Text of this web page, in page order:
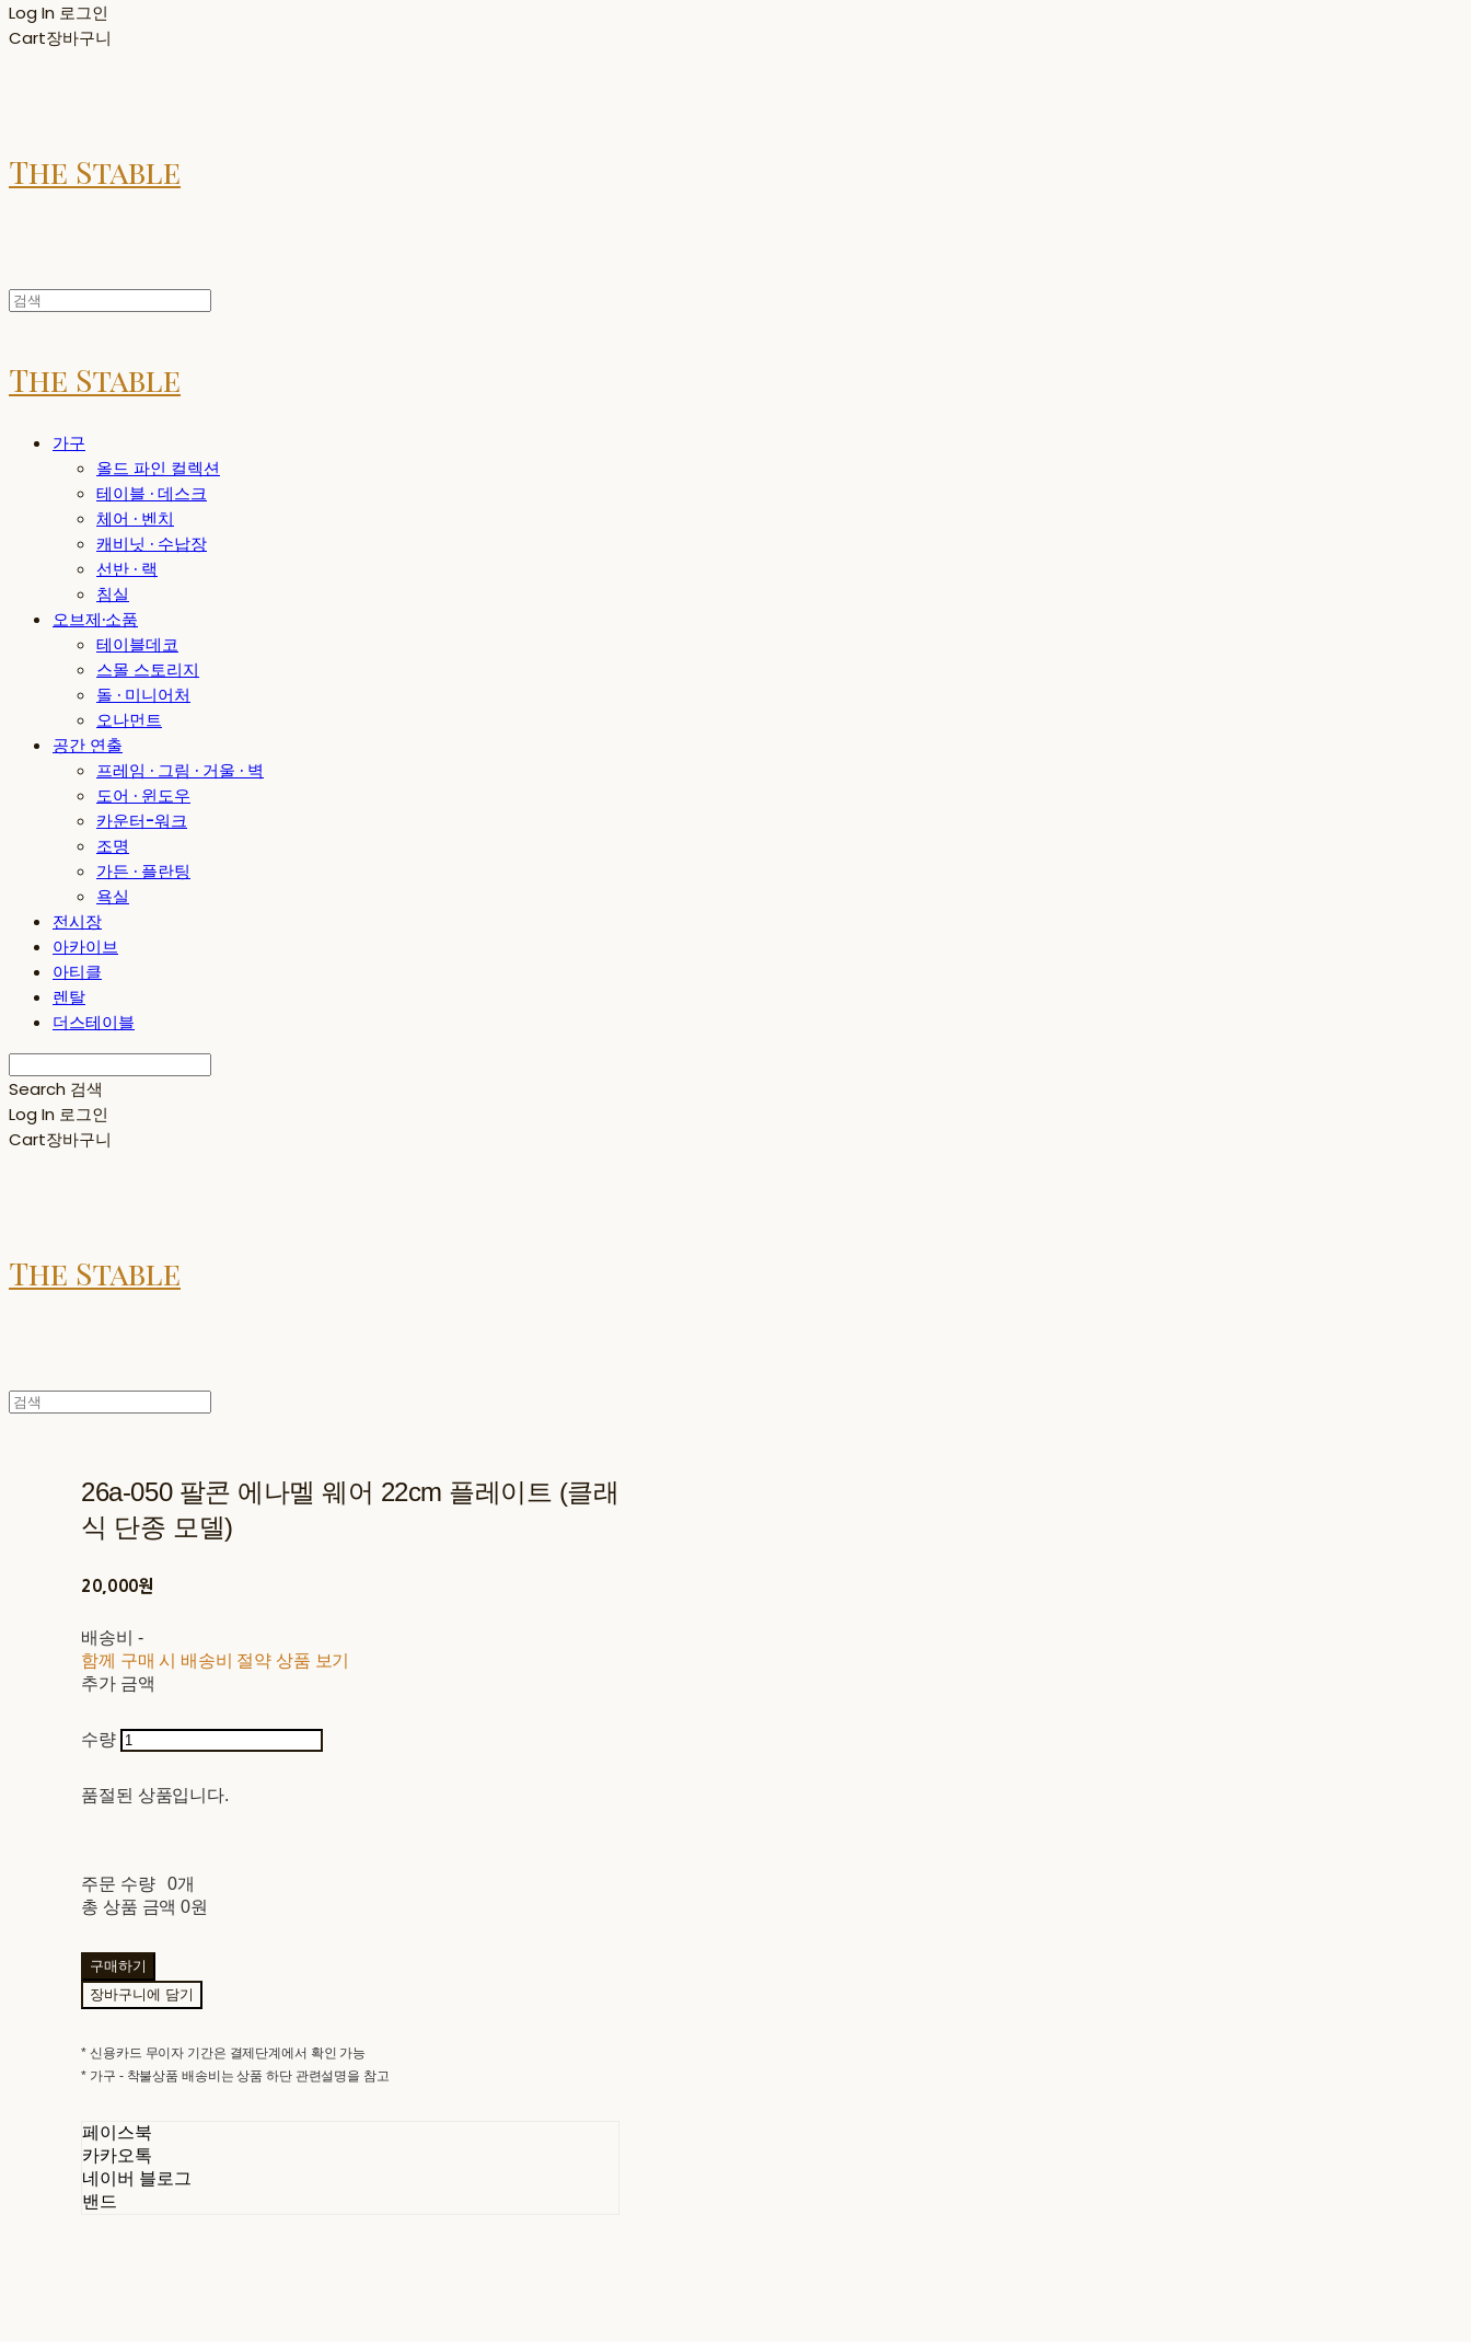
Log In 로그인
Cart장바구니
The Stable
The Stable
가구
올드 파인 컬렉션
테이블 · 데스크
체어 · 벤치
캐비닛 · 수납장
선반 · 랙
침실
오브제·소품
테이블데코
스몰 스토리지
돌 · 미니어처
오나먼트
공간 연출
프레임 · 그림 · 거울 · 벽
도어 · 윈도우
카운터-워크
조명
가든 · 플란팅
욕실
전시장
아카이브
아티클
렌탈
더스테이블
Search 검색
Log In 로그인
Cart장바구니
The Stable
26a-050 팔콘 에나멜 웨어 22cm 플레이트 (클래
식 단종 모델)
20,000원
배송비 -
함께 구매 시 배송비 절약 상품 보기
추가 금액
수량
품절된 상품입니다.
주문 수량
0개
총 상품 금액 0원
구매하기
장바구니에 담기
* 신용카드 무이자 기간은 결제단계에서 확인 가능
* 가구 - 착불상품 배송비는 상품 하단 관련설명을 참고
페이스북
카카오톡
네이버 블로그
밴드